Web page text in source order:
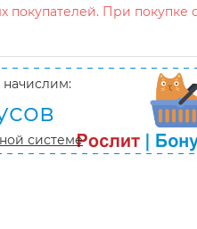
покупателей. При покупке
системе